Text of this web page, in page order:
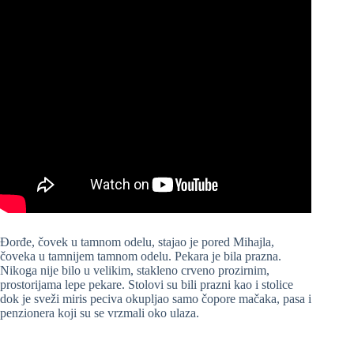
Đorđe, čovek u tamnom odelu, stajao je pored Mihajla,
čoveka u tamnijem tamnom odelu. Pekara je bila prazna.
Nikoga nije bilo u velikim, stakleno crveno prozirnim,
prostorijama lepe pekare. Stolovi su bili prazni kao i stolice
dok je sveži miris peciva okupljao samo čopore mačaka, pasa i
penzionera koji su se vrzmali oko ulaza.